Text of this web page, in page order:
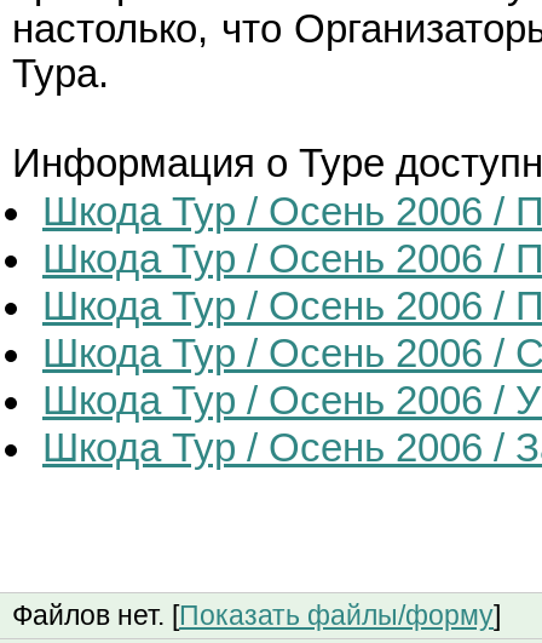
настолько, что
Тура.
Информация о Туре
Шкода Тур / Осень 2006 /
Шкода Тур / Осень 2006 /
Шкода Тур / Осень 2006 /
Шкода Тур / Осень 2006 /
Шкода Тур / Осень 2006 /
Шкода Тур / Осень 2006 /
Файлов нет. [Показать файлы/форму]